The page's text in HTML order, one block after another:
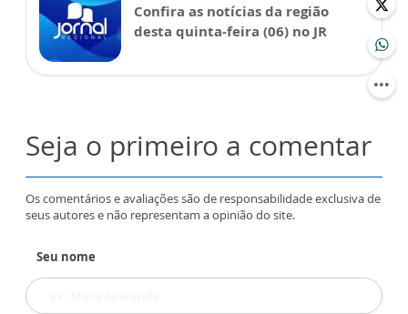
Confira as notícias da região
desta quinta-feira (06) no JR
Seja o primeiro a comentar
Os comentários e avaliações são de responsabilidade exclusiva de
seus autores e não representam a opinião do site.
Seu nome